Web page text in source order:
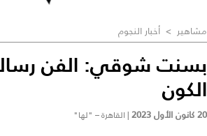
مشاهير > أخبار النجوم
بسنت شوقي: الفن
الكون
20 كانون الأول 2023 | القاهرة – "لها"